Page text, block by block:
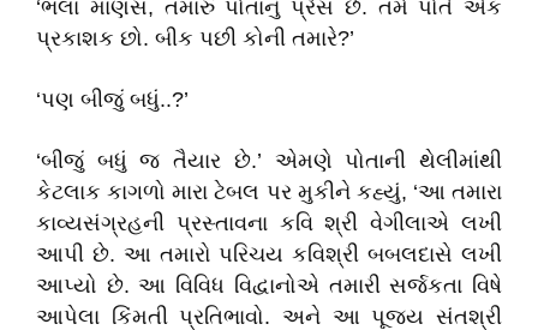
‘ભલા માણસ, તમારું પોતાનું પ્રેસ છે. તમે પોતે એક
પ્રકાશક છો. બીક પછી કોની તમારે?’
‘પણ બીજું બધું..?’
‘બીજું બધું જ તૈયાર છે.’ એમણે પોતાની થેલીમાંથી
કેટલાક કાગળો મારા ટેબલ પર મુકીને કહ્યું, ‘આ તમારા
કાવ્યસંગ્રહની પ્રસ્તાવના કવિ શ્રી વેગીલાએ લખી
આપી છે. આ તમારો પરિચય કવિશ્રી બબલદાસે લખી
આપ્યો છે. આ વિવિધ વિદ્વાનોએ તમારી સર્જકતા વિષે
આપેલા કિંમતી પ્રતિભાવો. અને આ પૂજ્ય સંતશ્રી